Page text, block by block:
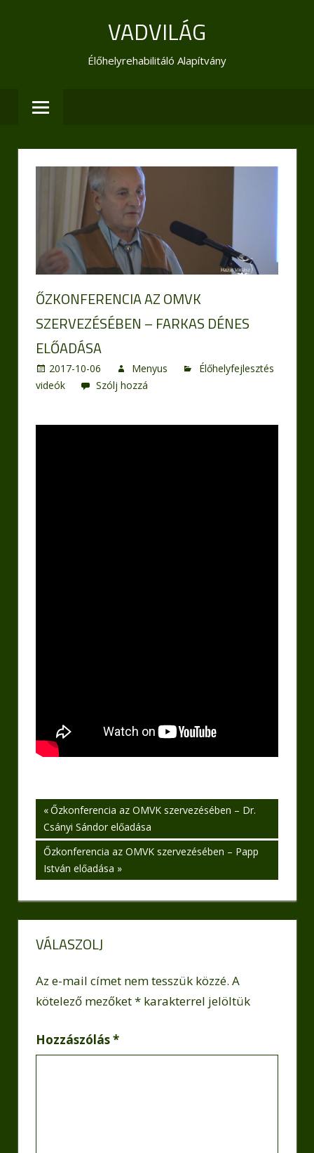
VADVILÁG
Élőhelyrehabilitáló Alapítvány
ŐZKONFERENCIA AZ OMVK
SZERVEZÉSÉBEN – FARKAS DÉNES
ELŐADÁSA
2017-10-06 Menyus
Élőhelyfejlesztés
videók
Szólj hozzá
Bejegyzés
navigáció
Previous
Post:
Őzkonferencia az OMVK szervezésében – Dr.
Csányi Sándor előadása
Next
Post:
Őzkonferencia az OMVK szervezésében – Papp
István előadása
VÁLASZOLJ
Az e-mail címet nem tesszük közzé. A
kötelező mezőket* karakterrel jelöltük
Hozzászólás*